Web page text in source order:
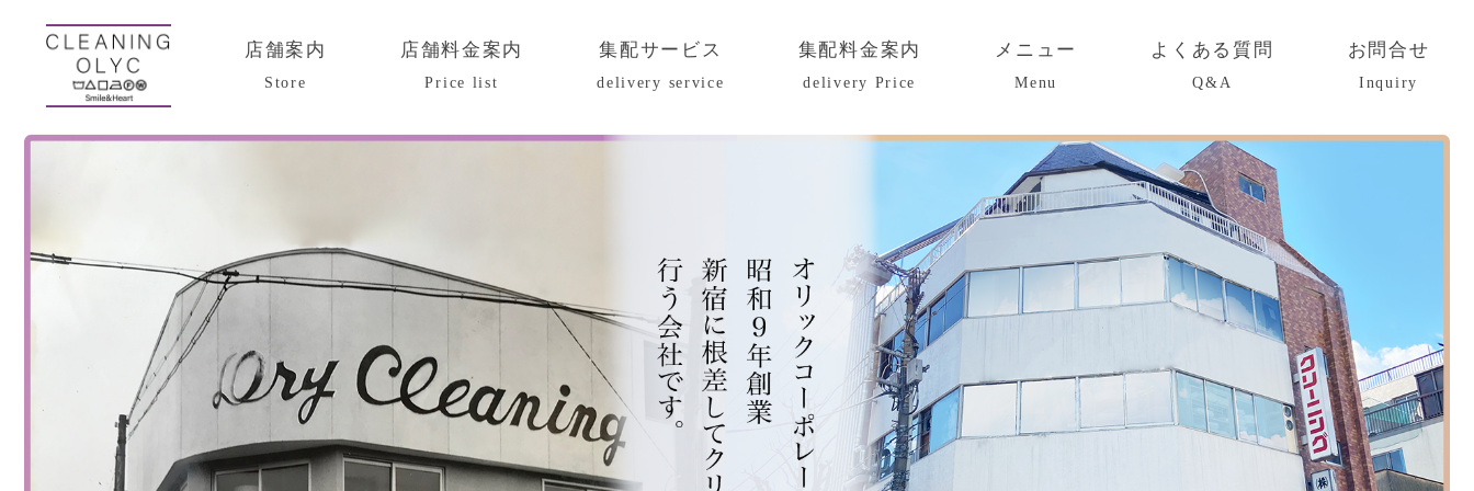
店舗案内
Store
店舗料金案内
Price list
集配サービス
delivery service
集配料金案内
delivery Price
メニュー
Menu
よくある質問
Q&A
お問合せ
Inquiry